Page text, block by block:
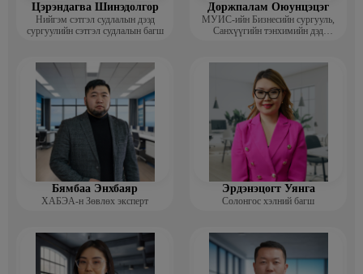
Цэрэндагва Шинэдолгор
Нийгэм сэтгэл судлалын дээд
сургуулийн сэтгэл судлалын багш
Доржпалам Оюунцэцэг
МУИС-ийн Бизнесийн сургууль,
Санхүүгийн тэнхимийн дэд
Бямбаа Энхбаяр
ХАБЭА-н Зөвлөх эксперт
Эрдэнэцогт Уянга
Солонгос хэлний багш